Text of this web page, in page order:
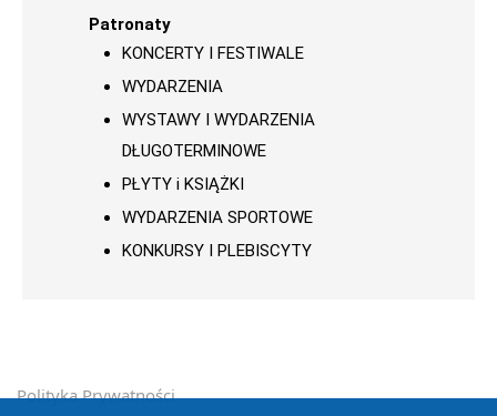
Patronaty
KONCERTY I FESTIWALE
WYDARZENIA
WYSTAWY I WYDARZENIA
DŁUGOTERMINOWE
PŁYTY i KSIĄŻKI
WYDARZENIA SPORTOWE
KONKURSY I PLEBISCYTY
Polityka Prywatności